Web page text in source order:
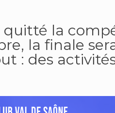
quitté la
la finale
: des